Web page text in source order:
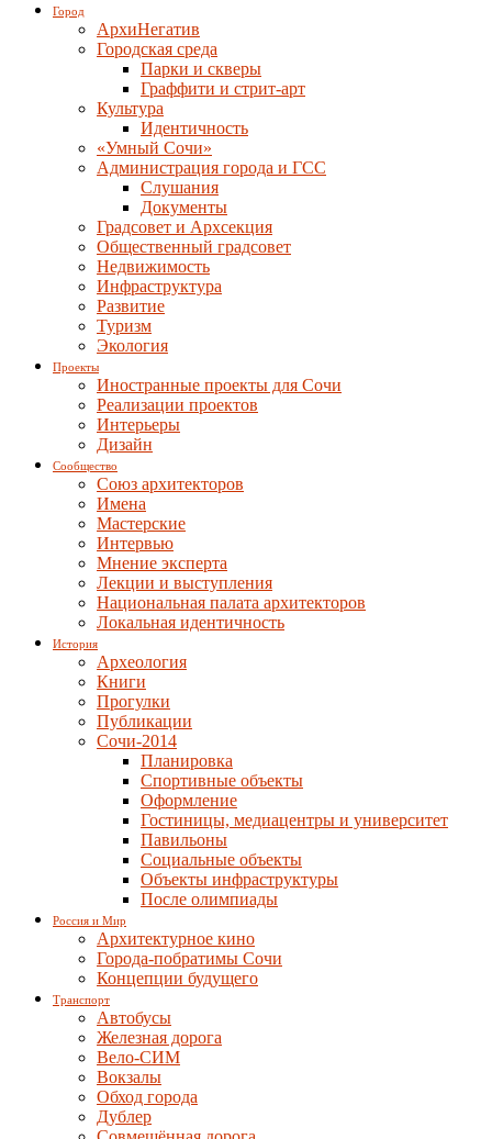
Город
АрхиНегатив
Городская среда
Парки и скверы
Граффити и стрит-арт
Культура
Идентичность
«Умный Сочи»
Администрация города и ГСС
Слушания
Документы
Градсовет и Архсекция
Общественный градсовет
Недвижимость
Инфраструктура
Развитие
Туризм
Экология
Проекты
Иностранные проекты для Сочи
Реализации проектов
Интерьеры
Дизайн
Сообщество
Союз архитекторов
Имена
Мастерские
Интервью
Мнение эксперта
Лекции и выступления
Национальная палата архитекторов
Локальная идентичность
История
Археология
Книги
Прогулки
Публикации
Сочи-2014
Планировка
Спортивные объекты
Оформление
Гостиницы, медиацентры и университет
Павильоны
Социальные объекты
Объекты инфраструктуры
После олимпиады
Россия и Мир
Архитектурное кино
Города-побратимы Сочи
Концепции будущего
Транспорт
Автобусы
Железная дорога
Вело-СИМ
Вокзалы
Обход города
Дублер